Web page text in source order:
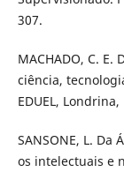
307.
MACHADO, C. E.
ciência,
EDUEL, Londrina,
SANSONE, L.
os intelectuais e